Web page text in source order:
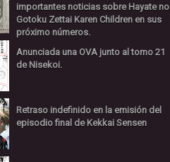
importantes noticias sobre Hayate no
Gotoku Zettai Karen Children en sus
próximo números.
Anunciada una OVA junto al tomo 21
de Nisekoi.
Retraso indefinido en la emisión del
episodio final de Kekkai Sensen